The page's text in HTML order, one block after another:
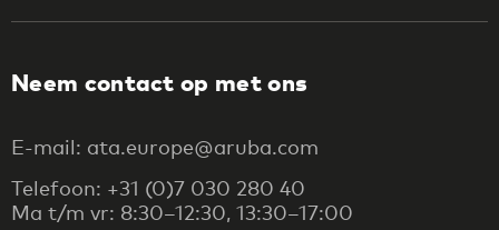
Neem contact op met ons
E-mail: ata.europe@aruba.com
Telefoon: +31 (0)7 030 280 40
Ma t/m vr: 8:30–12:30, 13:30–17:00